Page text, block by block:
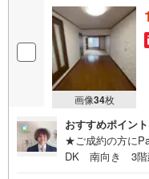
画像34枚
おすすめポイント
★ご成約の方に
DK 南向き 3階